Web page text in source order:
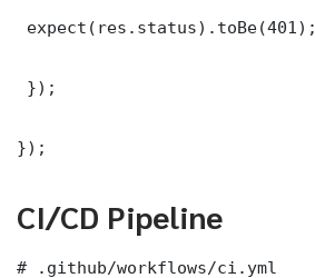
expect(res.status).toBe(401);
});
});
CI/CD Pipeline
# .github/workflows/ci.yml